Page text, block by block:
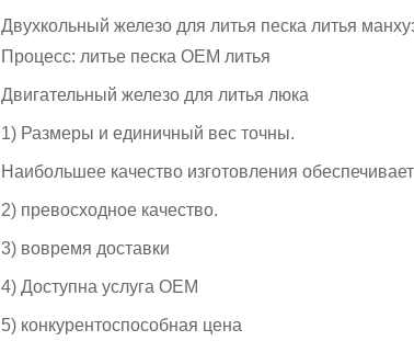
Двухкольный железо для литья песка литья
Процесс: литье песка OEM литья
Двигательный железо для литья люка
1) Размеры и единичный вес точны.
Наибольшее качество изготовления
2) превосходное качество.
3) вовремя доставки
4) Доступна услуга OEM
5) конкурентоспособная цена